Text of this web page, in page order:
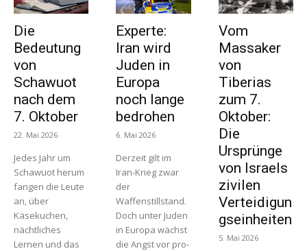
Die
Bedeutung
von
Schawuot
nach dem
7. Oktober
22. Mai 2026
Jedes Jahr um
Schawuot herum
fangen die Leute
an, über
Käsekuchen,
nächtliches
Lernen und das
Experte:
Iran wird
Juden in
Europa
noch lange
bedrohen
6. Mai 2026
Derzeit gilt im
Iran-Krieg zwar
der
Waffenstillstand.
Doch unter Juden
in Europa wächst
die Angst vor pro-
Vom
Massaker
von
Tiberias
zum 7.
Oktober:
Die
Ursprünge
von Israels
zivilen
Verteidigun
gseinheiten
5. Mai 2026